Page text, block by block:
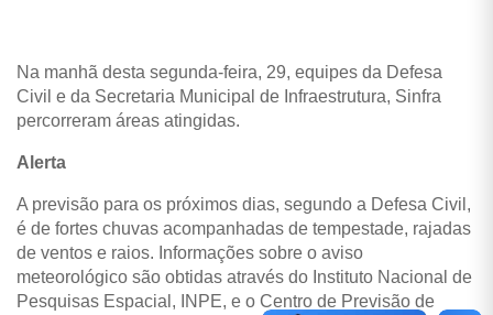
Na manhã desta segunda-feira, 29, equipes da Defesa
Civil e da Secretaria Municipal de Infraestrutura, Sinfra
percorreram áreas atingidas.
Alerta
A previsão para os próximos dias, segundo a Defesa Civil,
é de fortes chuvas acompanhadas de tempestade, rajadas
de ventos e raios. Informações sobre o aviso
meteorológico são obtidas através do Instituto Nacional de
Pesquisas Espacial, INPE, e o Centro de Previsão de